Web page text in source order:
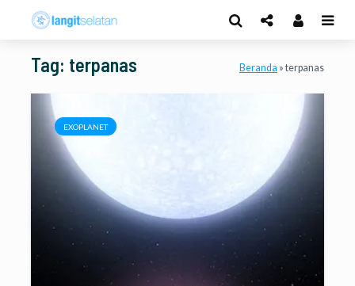
Tag: terpanas Beranda » terpanas
EXOPLANET